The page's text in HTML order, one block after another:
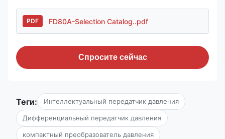
PDF FD80A-Selection Catalog..pdf
Спросите сейчас
Теги: Интеллектуальный передатчик давления
Дифференциальный передатчик давления
компактный преобразователь давления